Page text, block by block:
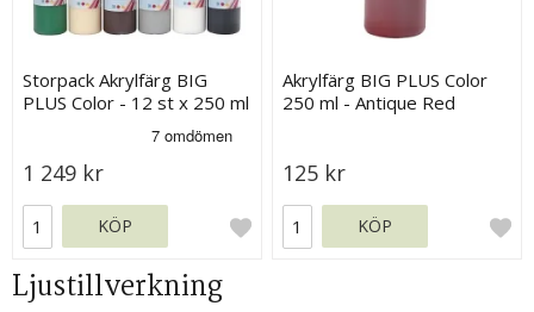
Storpack Akrylfärg BIG
PLUS Color - 12 st x 250 ml
1 249 kr
KÖP
Akrylfärg BIG PLUS Color
250 ml - Antique Red
125 kr
KÖP
Ljustillverkning